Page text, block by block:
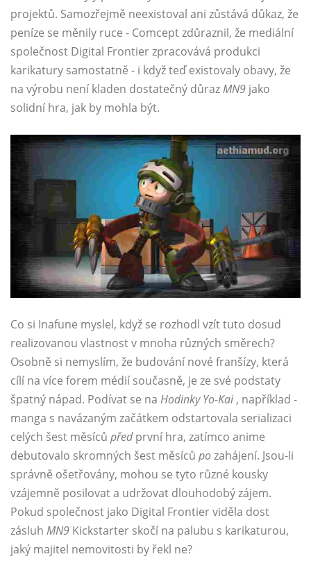
projektů. Samozřejmě neexistoval ani zůstává důkaz, že
peníze se měnily ruce - Comcept zdůraznil, že mediální
společnost Digital Frontier zpracovává produkci
karikatury samostatně - i když teď existovaly obavy, že
na výrobu není kladen dostatečný důrazMN9 jako
solidní hra, jak by mohla být.
Co si Inafune myslel, když se rozhodl vzít tuto dosud
realizovanou vlastnost v mnoha různých směrech?
Osobně si nemyslím, že budování nové franšízy, která
cílí na více forem médií současně, je ze své podstaty
špatný nápad. Podívat se na Hodinky Yo-Kai , například -
manga s navázaným začátkem odstartovala serializaci
celých šest měsíců předprvní hra, zatímco anime
debutovalo skromných šest měsíců pozahájení. Jsou-li
správně ošetřovány, mohou se tyto různé kousky
vzájemně posilovat a udržovat dlouhodobý zájem.
Pokud společnost jako Digital Frontier viděla dost
zásluh MN9 Kickstarter skočí na palubu s karikaturou,
jaký majitel nemovitosti by řekl ne?